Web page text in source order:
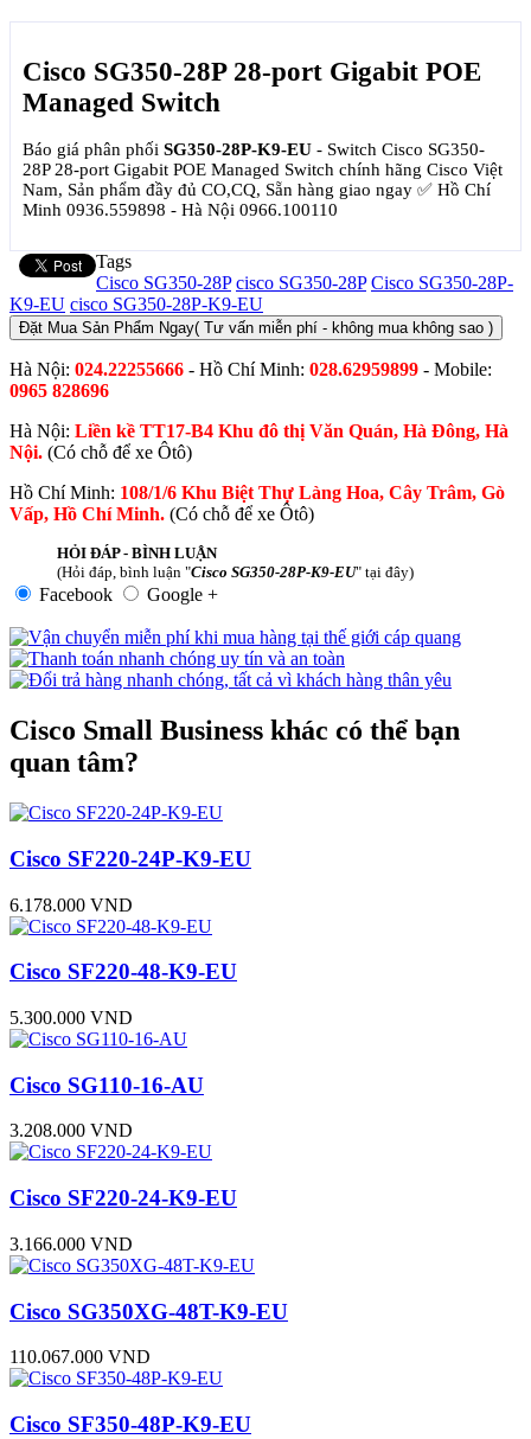
Cisco SG350-28P 28-port Gigabit POE
Managed Switch
Báo giá phân phối SG350-28P-K9-EU - Switch Cisco SG350-
28P 28-port Gigabit POE Managed Switch chính hãng Cisco Việt
Nam, Sản phẩm đầy đủ CO,CQ, Sẵn hàng giao ngay ✅ Hồ Chí
Minh 0936.559898 - Hà Nội 0966.100110
Tags
Cisco SG350-28P cisco SG350-28P Cisco SG350-28P-
K9-EU cisco SG350-28P-K9-EU
Đặt Mua Sản Phẩm Ngay( Tư vấn miễn phí - không mua không sao )
Hà Nội: 024.22255666 - Hồ Chí Minh: 028.62959899 - Mobile:
0965 828696
Hà Nội: Liền kề TT17-B4 Khu đô thị Văn Quán, Hà Đông, Hà
Nội. (Có chỗ để xe Ôtô)
Hồ Chí Minh: 108/1/6 Khu Biệt Thự Làng Hoa, Cây Trâm, Gò
Vấp, Hồ Chí Minh. (Có chỗ để xe Ôtô)
HỎI ĐÁP - BÌNH LUẬN
(Hỏi đáp, bình luận "Cisco SG350-28P-K9-EU" tại đây)
Facebook Google +
Cisco Small Business khác có thể bạn
quan tâm?
Cisco SF220-24P-K9-EU
6.178.000 VND
Cisco SF220-48-K9-EU
5.300.000 VND
Cisco SG110-16-AU
3.208.000 VND
Cisco SF220-24-K9-EU
3.166.000 VND
Cisco SG350XG-48T-K9-EU
110.067.000 VND
Cisco SF350-48P-K9-EU